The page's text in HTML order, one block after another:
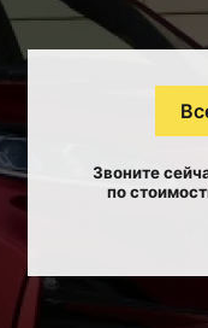
Звоните
по